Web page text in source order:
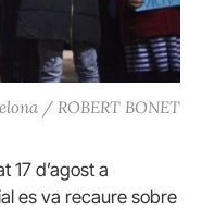
/ ROBERT BONET
17 d’agost a
es va recaure sobre